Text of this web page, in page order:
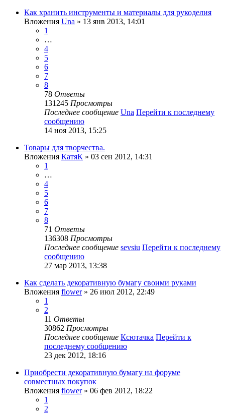
Как хранить инструменты и материалы для рукоделия
Вложения Una » 13 янв 2013, 14:01
1
…
4
5
6
7
8
78 Ответы
131245 Просмотры
Последнее сообщение Una Перейти к последнему
сообщению
14 ноя 2013, 15:25
Товары для творчества.
Вложения КатяК » 03 сен 2012, 14:31
1
…
4
5
6
7
8
71 Ответы
136308 Просмотры
Последнее сообщение sevsiu Перейти к последнему
сообщению
27 мар 2013, 13:38
Как сделать декоративную бумагу своими руками
Вложения flower» 26 июл 2012, 22:49
1
2
11 Ответы
30862 Просмотры
Последнее сообщение Ксютачка Перейти к
последнему сообщению
23 дек 2012, 18:16
Приобрести декоративную бумагу на форуме
совместных покупок
Вложения flower» 06 фев 2012, 18:22
1
2